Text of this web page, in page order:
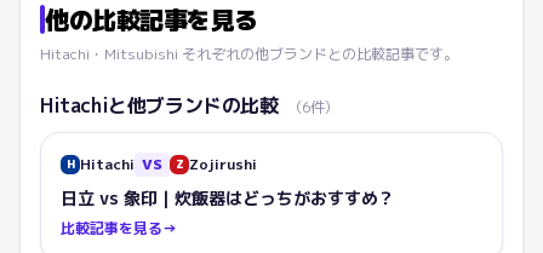
他の比較記事を見る
Hitachi ・ Mitsubishi それぞれの他ブランドとの比較記事です。
Hitachiと他ブランドの比較 （6件）
H Hitachi VS Z Zojirushi
日立 vs 象印｜炊飯器はどっちがおすすめ？
比較記事を見る→